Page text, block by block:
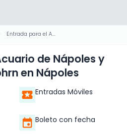
Entrada para el Acuario de Nápoles y Museo Darwin Dohrn en Nápoles
de Nápoles y
en Nápoles
Entradas Móviles
Boleto con fecha